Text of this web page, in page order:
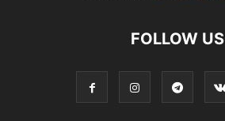
FOLLOW US